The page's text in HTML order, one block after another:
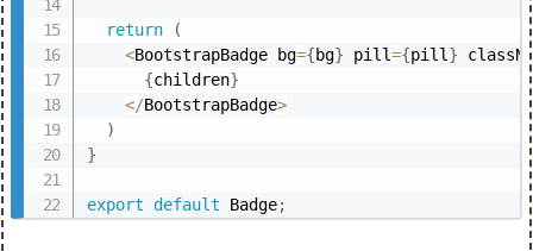
return
(
<BootstrapBadge bg={bg} pill={pill }
{children}
</BootstrapBadge>
)
}
export default Badge;